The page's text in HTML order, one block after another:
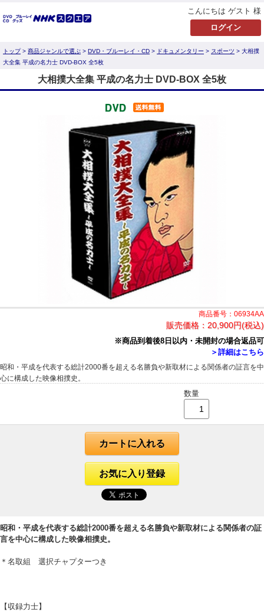
こんにちは ゲスト 様
トップ> 商品ジャンルで選ぶ > DVD・ブルーレイ・CD > ドキュメンタリー > スポーツ > 大相撲
大全集 平成の名力士 DVD-BOX 全5枚
大相撲大全集 平成の名力士 DVD-BOX 全5枚
商品番号：06934AA
販売価格： 20,900円(税込)
※商品到着後8日以内・未開封の場合返品可
＞詳細はこちら
昭和・平成を代表する総計2000番を超える名勝負や新取材による関係者の証言を中
心に構成した映像相撲史。
数量
カートに入れる
お気に入り登録
昭和・平成を代表する総計2000番を超える名勝負や新取材による関係者の証
言を中心に構成した映像相撲史。
＊名取組 選択チャプターつき
【収録力士】